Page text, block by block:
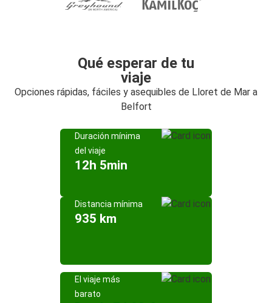
Qué esperar de tu
viaje
Opciones rápidas, fáciles y asequibles de Lloret de Mar a
Belfort
Duración mínima
del viaje
12h 5min
Distancia mínima
935 km
El viaje más
barato